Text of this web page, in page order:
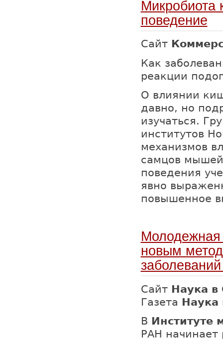
Микробиота
поведение
Сайт
Как
реакции
О влиянии
давно, но
изучаться.
институтов
механизмов
самцов
поведения
явно
повышенное
новым
Сайт Наука в
Газета Наука
В Институте
РАН начинает